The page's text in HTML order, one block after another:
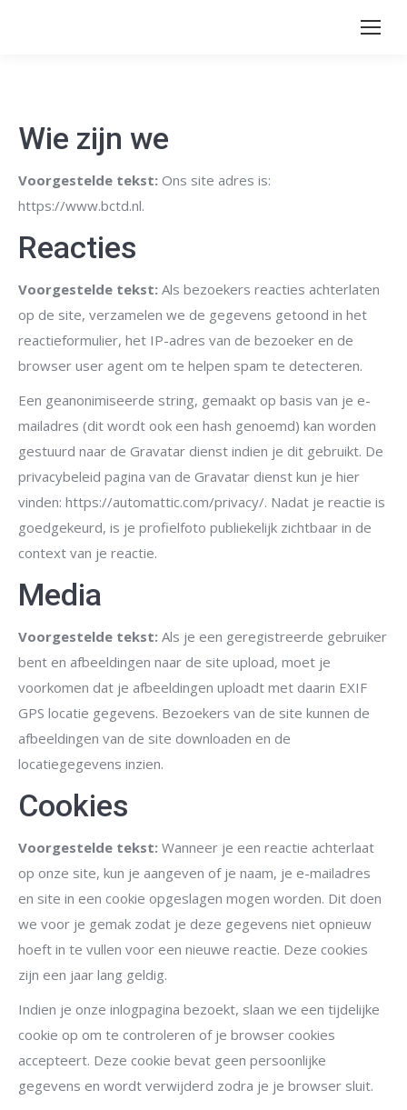
Wie zijn we
Voorgestelde tekst: Ons site adres is:
https://www.bctd.nl.
Reacties
Voorgestelde tekst: Als bezoekers reacties achterlaten
op de site, verzamelen we de gegevens getoond in het
reactieformulier, het IP-adres van de bezoeker en de
browser user agent om te helpen spam te detecteren.
Een geanonimiseerde string, gemaakt op basis van je e-
mailadres (dit wordt ook een hash genoemd) kan worden
gestuurd naar de Gravatar dienst indien je dit gebruikt. De
privacybeleid pagina van de Gravatar dienst kun je hier
vinden: https://automattic.com/privacy/. Nadat je reactie is
goedgekeurd, is je profielfoto publiekelijk zichtbaar in de
context van je reactie.
Media
Voorgestelde tekst: Als je een geregistreerde gebruiker
bent en afbeeldingen naar de site upload, moet je
voorkomen dat je afbeeldingen uploadt met daarin EXIF
GPS locatie gegevens. Bezoekers van de site kunnen de
afbeeldingen van de site downloaden en de
locatiegegevens inzien.
Cookies
Voorgestelde tekst: Wanneer je een reactie achterlaat
op onze site, kun je aangeven of je naam, je e-mailadres
en site in een cookie opgeslagen mogen worden. Dit doen
we voor je gemak zodat je deze gegevens niet opnieuw
hoeft in te vullen voor een nieuwe reactie. Deze cookies
zijn een jaar lang geldig.
Indien je onze inlogpagina bezoekt, slaan we een tijdelijke
cookie op om te controleren of je browser cookies
accepteert. Deze cookie bevat geen persoonlijke
gegevens en wordt verwijderd zodra je je browser sluit.